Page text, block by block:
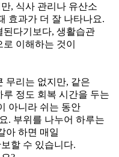
, 식사 관리나 유산소
효과가 더 잘 나타나요.
된다기보다, 생활습관
이해하는 것이
무리는 없지만, 같은
정도 회복 시간을 두는
아니라 쉬는 동안
. 부위를 나누어 하루는
아 하면 매일
할 수 있습니다.